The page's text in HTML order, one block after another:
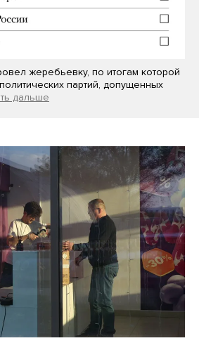
жеребьевку, по итогам которой
партий, допущенных
дальше